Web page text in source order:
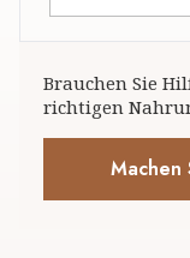
Brauchen Sie
richtigen
Machen